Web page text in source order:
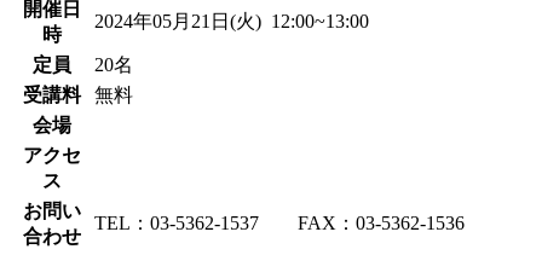
開催日
時
2024年05月21日(火) 12:00~13:00
定員
20名
受講料
無料
会場
アクセ
ス
お問い
合わせ
TEL：03-5362-1537 FAX：03-5362-1536